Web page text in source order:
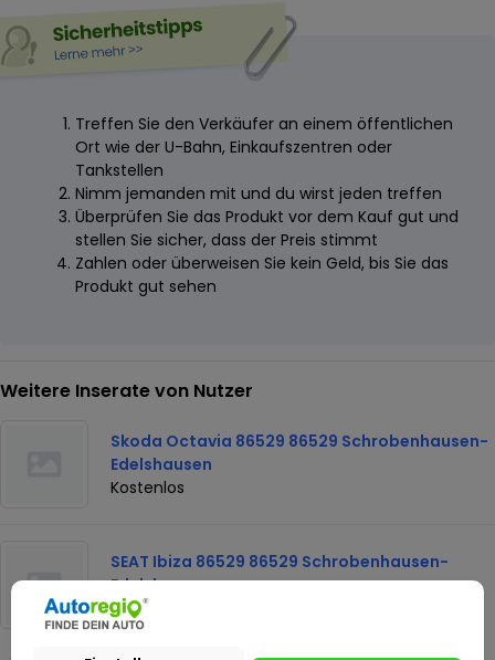
Treffen Sie den Verkäufer an einem öffentlichen
Ort wie der U-Bahn, Einkaufszentren oder
Tankstellen
Nimm jemanden mit und du wirst jeden treffen
Überprüfen Sie das Produkt vor dem Kauf gut und
stellen Sie sicher, dass der Preis stimmt
Zahlen oder überweisen Sie kein Geld, bis Sie das
Produkt gut sehen
Weitere Inserate von Nutzer
Skoda Octavia 86529 86529 Schrobenhausen-
Edelshausen
Kostenlos
SEAT Ibiza 86529 86529 Schrobenhausen-
Edelshausen
Kostenlos